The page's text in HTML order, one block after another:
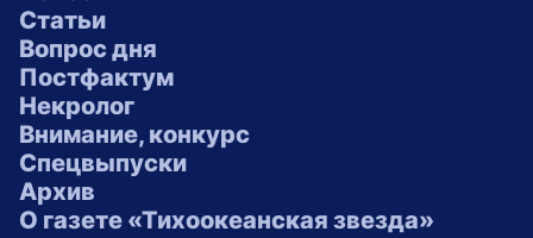
Статьи
Вопрос дня
Постфактум
Некролог
Внимание, конкурс
Спецвыпуски
Архив
О газете «Тихоокеанская звезда»